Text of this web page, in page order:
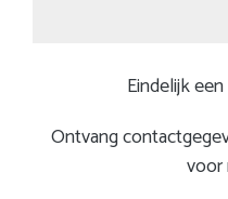
Eindelijk
Ontvang
voor